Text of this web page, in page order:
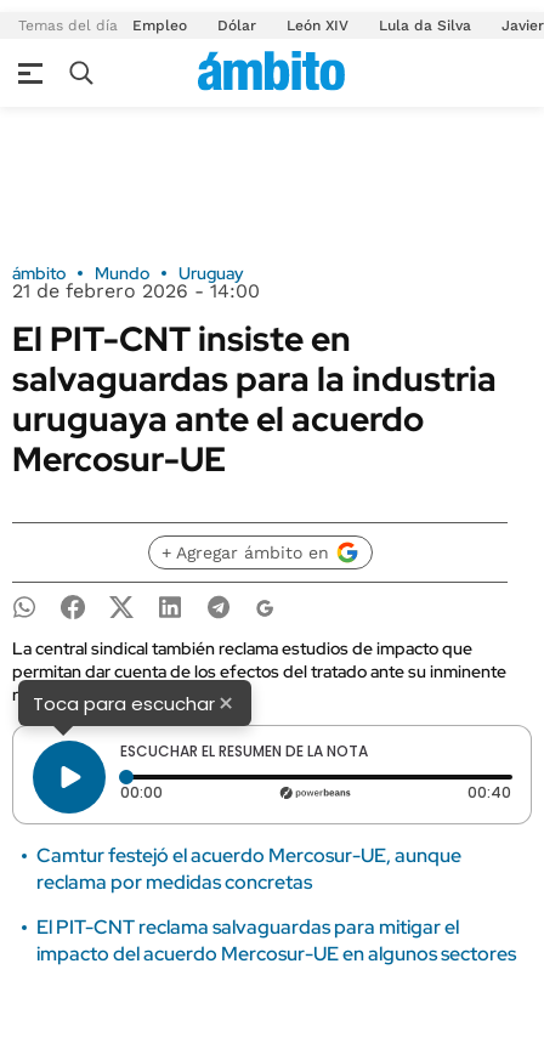
Temas del día Empleo Dólar León XIV Lula da Silva
ámbito Mundo Uruguay
21 de febrero 2026 - 14:00
El PIT-CNT insiste en
salvaguardas para la industria
uruguaya ante el acuerdo
Mercosur-UE
+ Agregar ámbito en
La central sindical también reclama estudios de impacto que
permitan dar cuenta de los efectos del tratado ante su inminente
ratificación.
Toca para escuchar×
ESCUCHAR EL RESUMEN DE LA NOTA
00:00 Tiempo transcurrido: 0 segundos 00:40
Camtur festejó el acuerdo Mercosur-UE, aunque
reclama por medidas concretas
El PIT-CNT reclama salvaguardas para mitigar el
impacto del acuerdo Mercosur-UE en algunos sectores